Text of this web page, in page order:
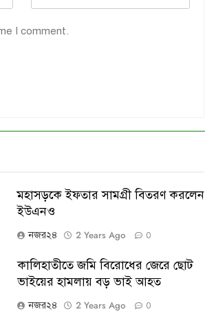
I comment.
মহাসড়কে ইফতার সামগ্রী বিতরণ করলেন
ইউএনও
নজর২৪ 2 Years Ago 0
কালিহাতীতে জমি বিরোধের জেরে ছোট
ভাইয়ের হামলায় বড় ভাই আহত
নজর২৪ 2 Years Ago 0